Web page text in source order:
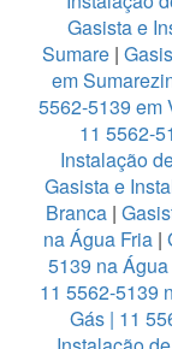
Gasista e
Sumare |
em
5562-5139 em
11 5562-
Instalação
Gasista e
Branca|
na Água Fria|
5139 na
11 5562-5139
Gás | 11